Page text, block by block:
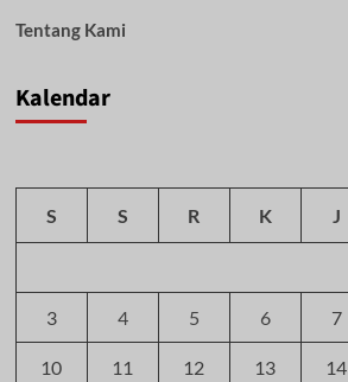
Tentang Kami
Kalendar
S S R K J
3 4 5 6 7
10 11 12 13 14